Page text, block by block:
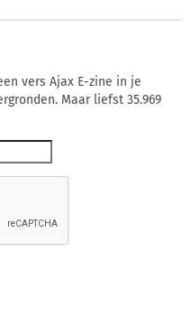
vers Ajax E-zine in je
Maar liefst 35.969